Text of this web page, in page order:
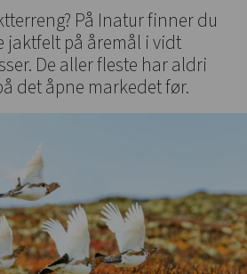
På Inatur finner du
jaktfelt på åremål i vidt
De aller fleste har aldri
det åpne markedet før.